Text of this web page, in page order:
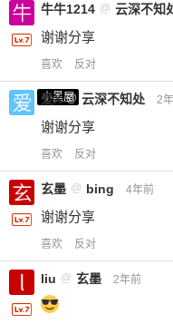
牛牛1214 @ 云深不知
谢谢分享
喜欢 反对
小黑屋
爱X @ 云深不知处 2
谢谢分享
喜欢 反对
玄墨 @ bing 4年前
谢谢分享
喜欢 反对
liu @ 玄墨 2年前